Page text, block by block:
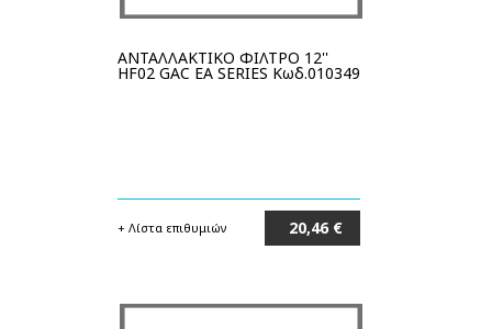
ΑΝΤΑΛΛΑΚΤΙΚΟ ΦΙΛΤΡΟ 12''
HF02 GAC EA SERIES Κωδ.010349
+ Λίστα επιθυμιών 20,46 €